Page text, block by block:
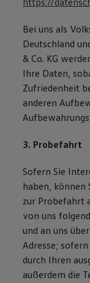
Bei uns als
Deutschland
& Co. KG
Ihre Daten,
Zufriedenheit
anderen
3. Probefahrt
Sofern Sie
haben, können
zur Probefahrt
von uns
und an uns
Adresse;
durch Ihren
außerdem die